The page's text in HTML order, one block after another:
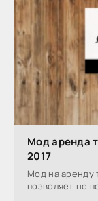
Мод аренда
2017
Мод на аренду
позволяет не